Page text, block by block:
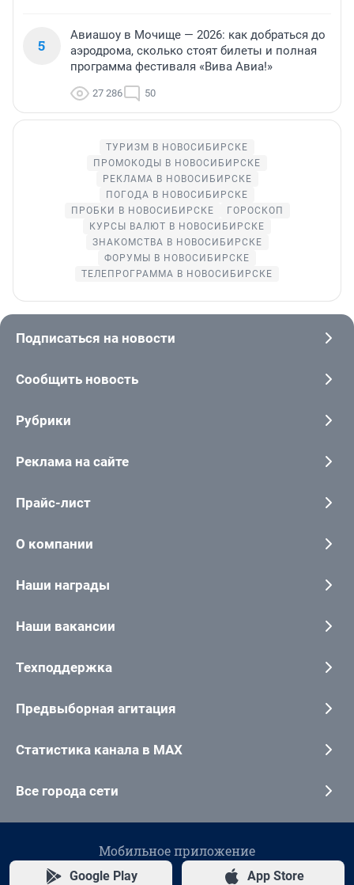
5
Авиашоу в Мочище — 2026: как добраться до
аэродрома, сколько стоят билеты и полная
программа фестиваля «Вива Авиа!»
27 286 50
ТУРИЗМ В НОВОСИБИРСКЕ
ПРОМОКОДЫ В НОВОСИБИРСКЕ
РЕКЛАМА В НОВОСИБИРСКЕ
ПОГОДА В НОВОСИБИРСКЕ
ПРОБКИ В НОВОСИБИРСКЕ
ГОРОСКОП
КУРСЫ ВАЛЮТ В НОВОСИБИРСКЕ
ЗНАКОМСТВА В НОВОСИБИРСКЕ
ФОРУМЫ В НОВОСИБИРСКЕ
ТЕЛЕПРОГРАММА В НОВОСИБИРСКЕ
Подписаться на новости
Сообщить новость
Рубрики
Реклама на сайте
Прайс-лист
О компании
Наши награды
Наши вакансии
Техподдержка
Предвыборная агитация
Статистика канала в MAX
Все города сети
Мобильное приложение
Google Play App Store